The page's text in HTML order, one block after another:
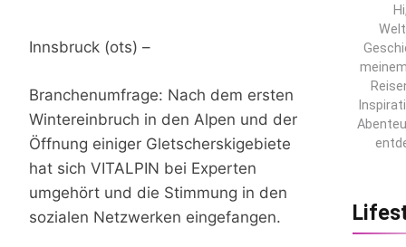
Innsbruck (ots) –
Branchenumfrage: Nach dem ersten
Wintereinbruch in den Alpen und der
Öffnung einiger Gletscherskigebiete
hat sich VITALPIN bei Experten
umgehört und die Stimmung in den
sozialen Netzwerken eingefangen.